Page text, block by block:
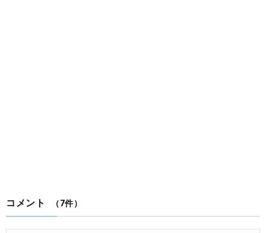
コメント （7件）